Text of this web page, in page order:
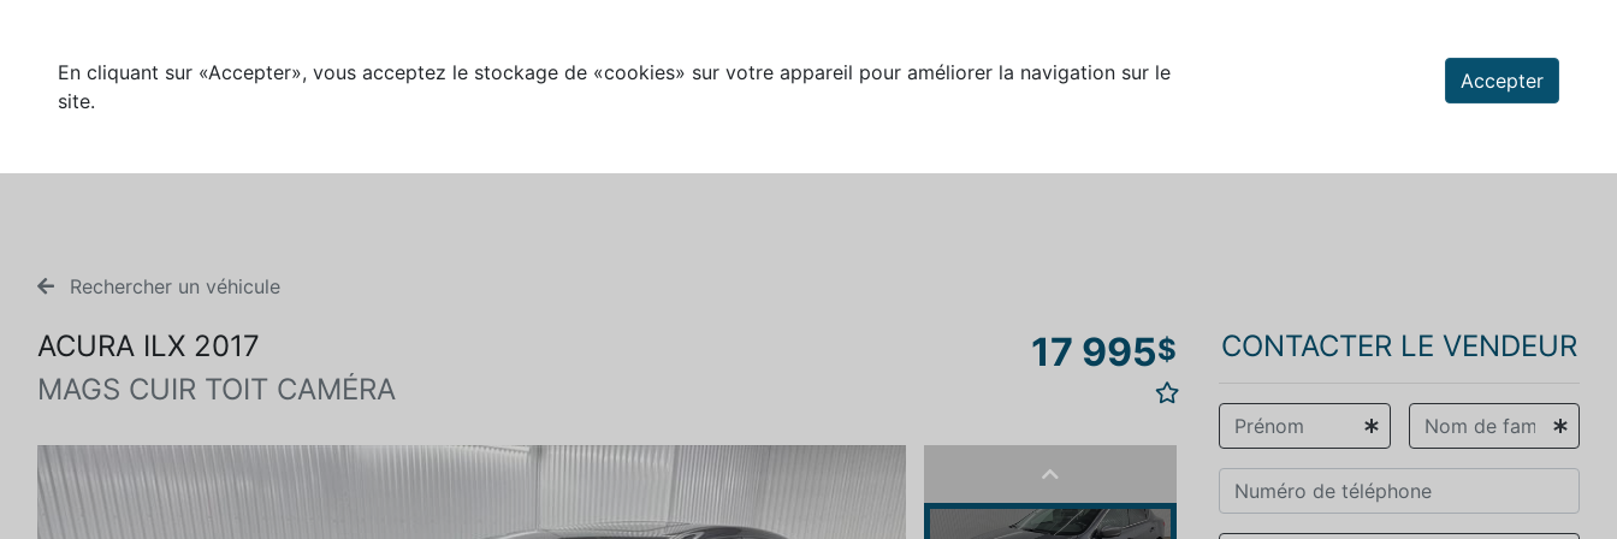
En cliquant sur «Accepter», vous acceptez le stockage de «cookies» sur votre appareil pour améliorer la navigation sur le
site.
Accepter
Rechercher un véhicule
ACURA ILX 2017
MAGS CUIR TOIT CAMÉRA
17 995$
Previous
CONTACTER LE VENDEUR